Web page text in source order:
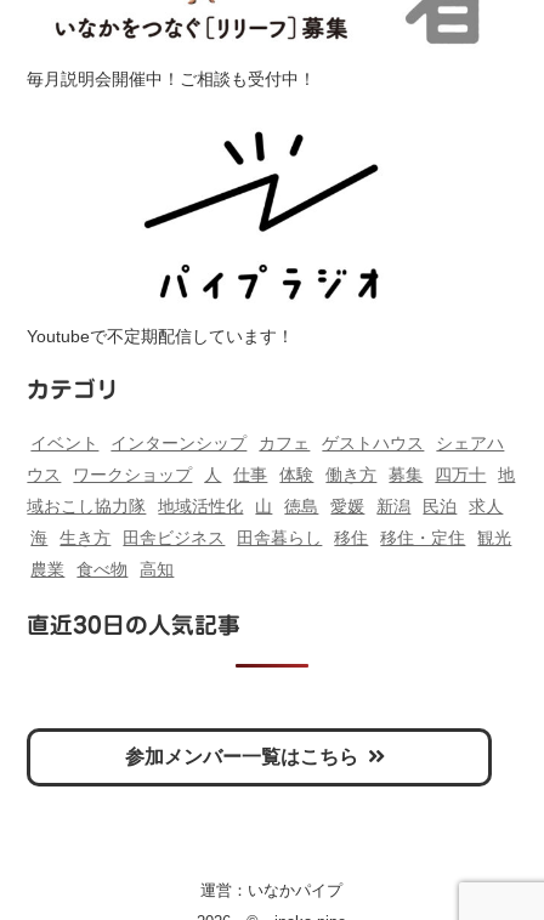
毎月説明会開催中！ご相談も受付中！
Youtubeで不定期配信しています！
カテゴリ
イベント インターンシップ カフェ ゲストハウス
シェアハ
ウス
ワークショップ 人 仕事 体験 働き方 募集 四万十
地
域おこし協力隊
地域活性化 山 徳島 愛媛 新潟 民泊
求人
海
生き方 田舎ビジネス 田舎暮らし 移住 移住・定住
観光
農業
食べ物 高知
直近30日の人気記事
参加メンバー一覧はこちら
運営： いなかパイプ